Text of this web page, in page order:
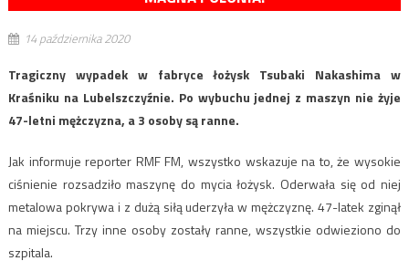
14 października 2020
Tragiczny wypadek w fabryce łożysk Tsubaki Nakashima w
Kraśniku na Lubelszczyźnie. Po wybuchu jednej z maszyn nie żyje
47-letni mężczyzna, a 3 osoby są ranne.
Jak informuje reporter RMF FM, wszystko wskazuje na to, że wysokie
ciśnienie rozsadziło maszynę do mycia łożysk. Oderwała się od niej
metalowa pokrywa i z dużą siłą uderzyła w mężczyznę. 47-latek zginął
na miejscu. Trzy inne osoby zostały ranne, wszystkie odwieziono do
szpitala.